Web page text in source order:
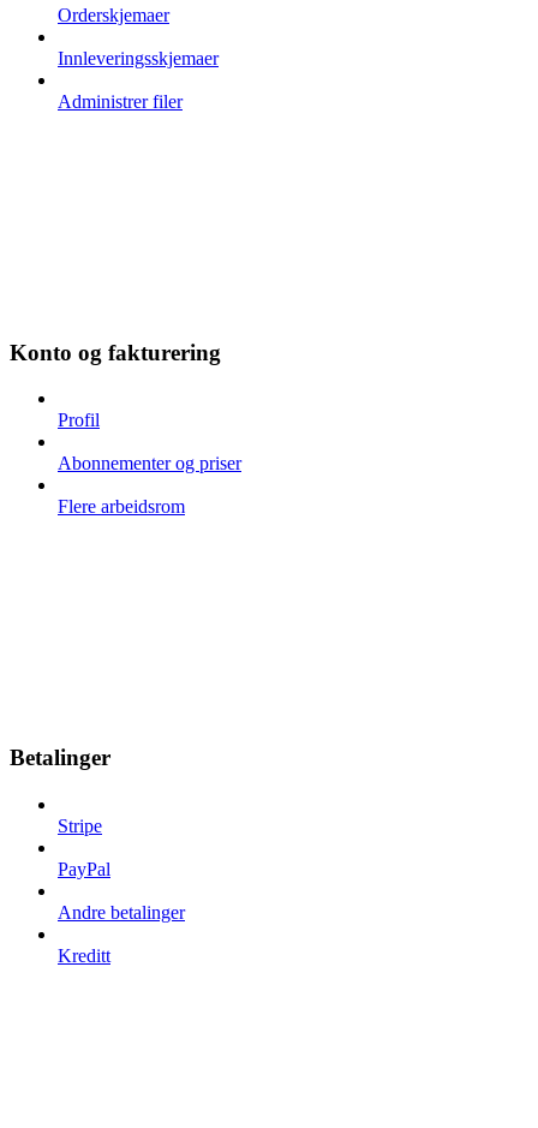
Orderskjemaer
Innleveringsskjemaer
Administrer filer
Konto og fakturering
Profil
Abonnementer og priser
Flere arbeidsrom
Betalinger
Stripe
PayPal
Andre betalinger
Kreditt